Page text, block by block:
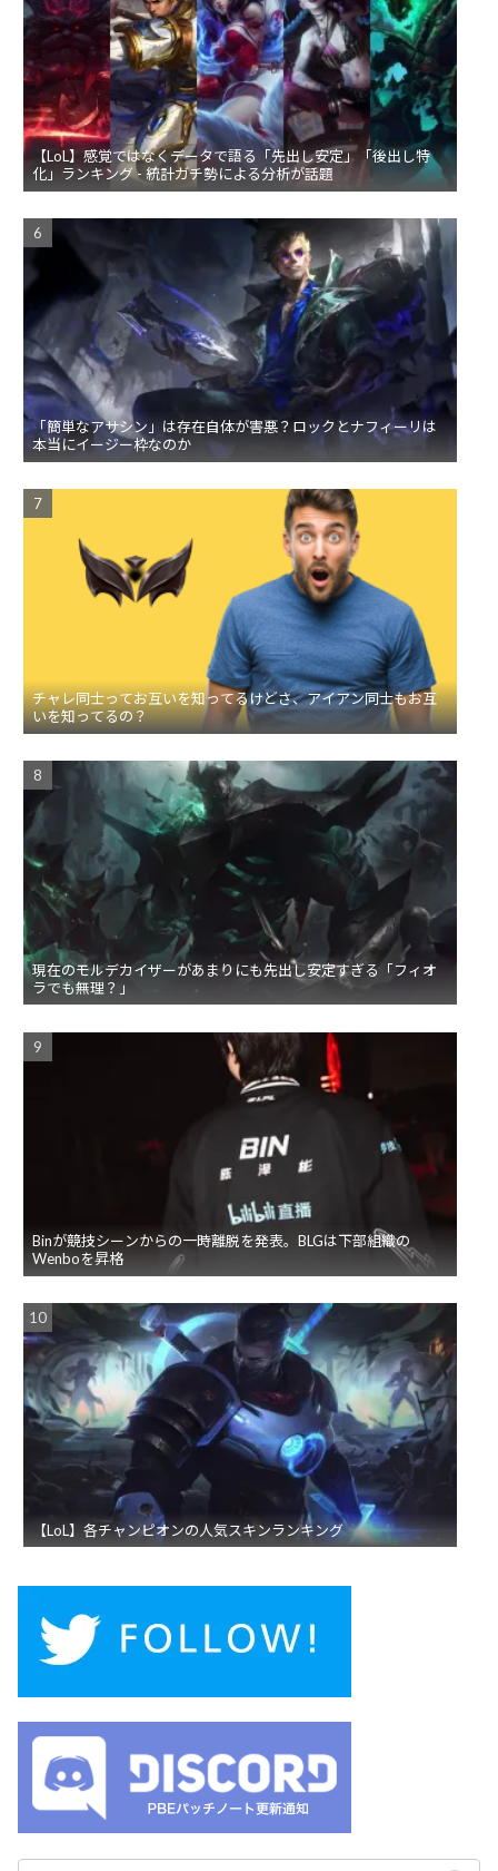
【LoL】感覚ではなくデータで語る「先出し安定」「後出し特
化」ランキング - 統計ガチ勢による分析が話題
「簡単なアサシン」は存在自体が害悪？ロックとナフィーリは
本当にイージー枠なのか
チャレ同士ってお互いを知ってるけどさ、アイアン同士もお互
いを知ってるの？
現在のモルデカイザーがあまりにも先出し安定すぎる「フィオ
ラでも無理？」
Binが競技シーンからの一時離脱を発表。BLGは下部組織の
Wenboを昇格
【LoL】各チャンピオンの人気スキンランキング